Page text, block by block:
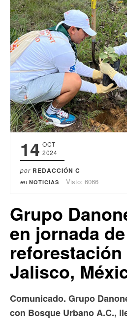
14 OCT
2024
por REDACCIÓN C
en NOTICIAS Visto: 6066
Grupo
en jornada de
reforestación
Jalisco,
Comunicado. Grupo
con Bosque Urbano A.C.,